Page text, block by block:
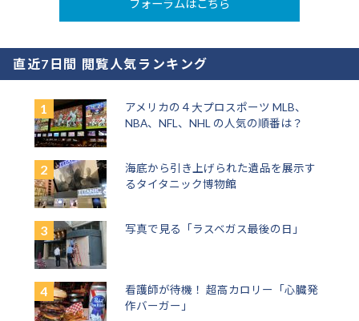
フォーラムはこちら
直近7日間 閲覧人気ランキング
アメリカの４大プロスポーツ MLB、
NBA、NFL、NHL の人気の順番は？
海底から引き上げられた遺品を展示す
るタイタニック博物館
写真で見る「ラスベガス最後の日」
看護師が待機！ 超高カロリー「心臓発
作バーガー」